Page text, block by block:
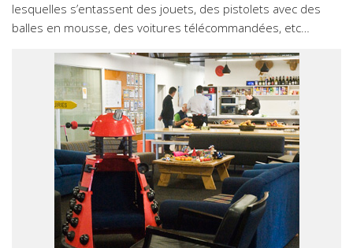
lesquelles s’entassent des jouets, des pistolets avec des
balles en mousse, des voitures télécommandées, etc…